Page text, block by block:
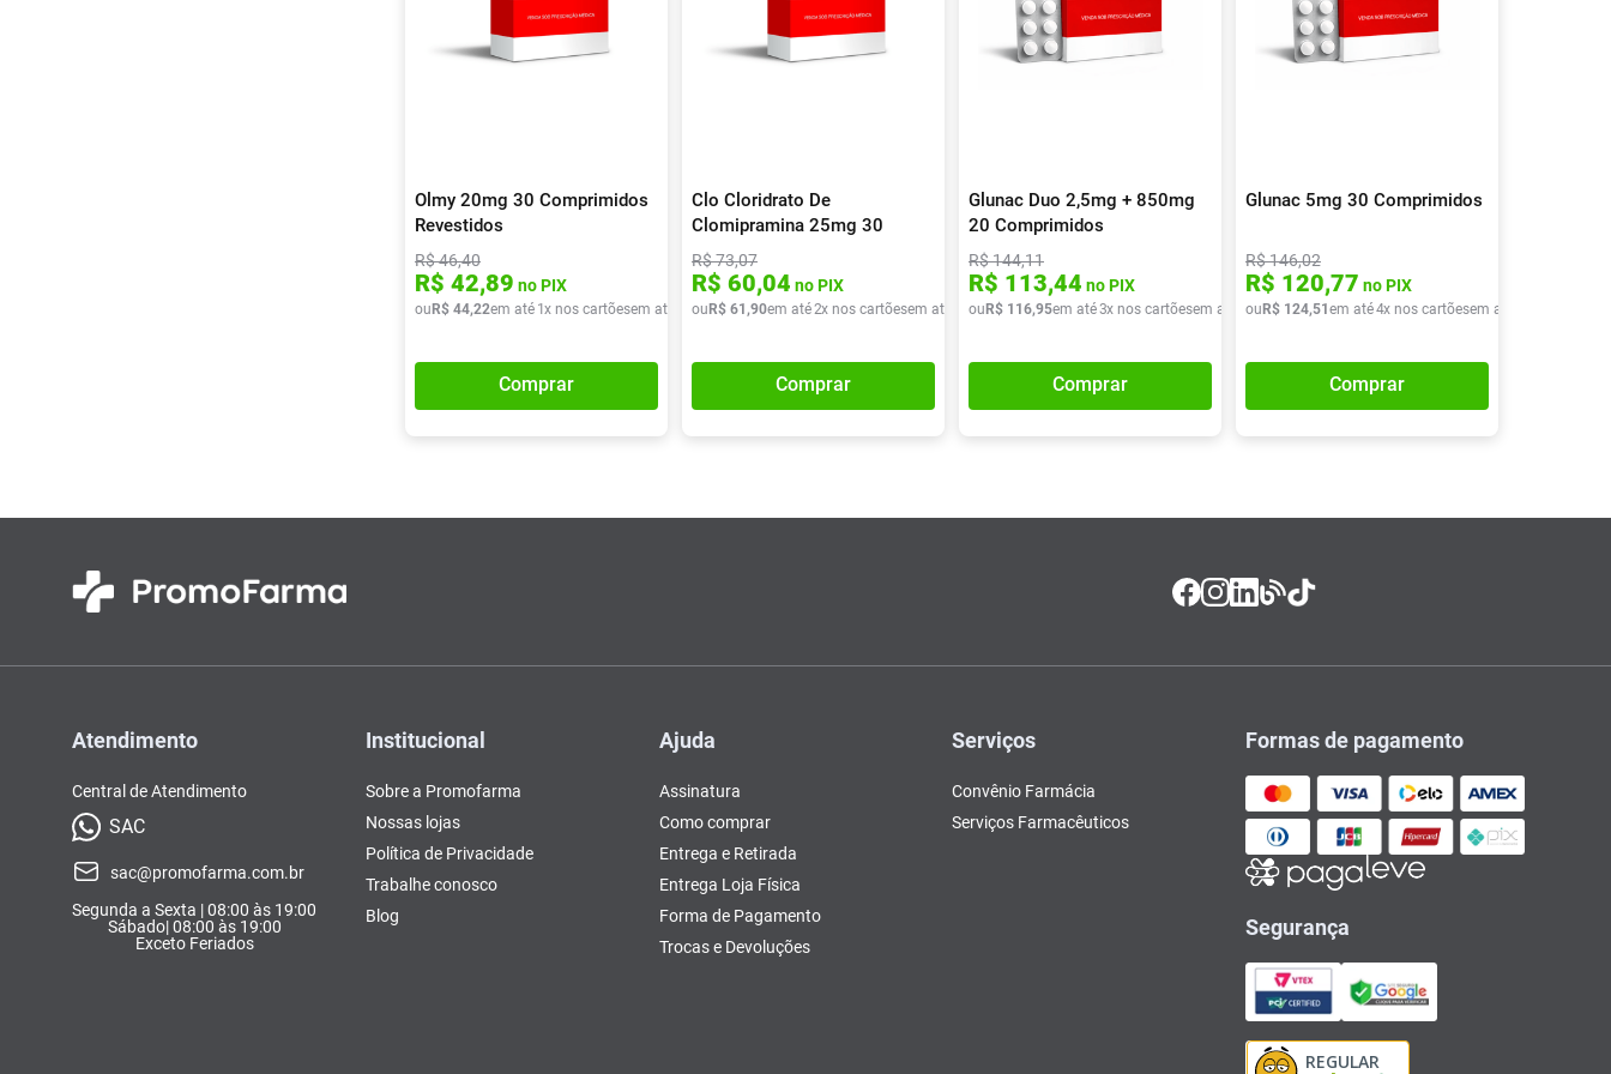
Olmy 20mg 30 Comprimidos
Revestidos
R$46,40
R$ 42,89 no PIX
ou R$ 44,22em até 1x nos cartõesem até x de R$ 44,22
Comprar
Clo Cloridrato De
Clomipramina 25mg 30
Comprimidos
R$73,07
R$ 60,04 no PIX
ou R$ 61 ,90em até2x nos cartõesem até x de R$ 30,95
Comprar
Glunac Duo 2,5mg + 850mg
20 Comprimidos
R$144,11
R$ 113,44 no PIX
ou R$ 116,95em até3x nos cartõesem até 3x deR$ 38,98
Comprar
Glunac 5mg 30 Comprimidos
R$146,02
R$ 120,77 no PIX
ou R$ 124,51 em até4x nos cartõesem até
Comprar
Atendimento
Central de Atendimento
SAC
sac@promofarma.com.br
Segunda a Sexta | 08:00 às 19:00
Sábado| 08:00 às 19:00
Exceto Feriados
Institucional
Sobre a Promofarma
Nossas lojas
Política de Privacidade
Trabalhe conosco
Blog
Ajuda
Assinatura
Como comprar
Entrega e Retirada
Entrega Loja Física
Forma de Pagamento
Trocas e Devoluções
Serviços
Convênio Farmácia
Serviços Farmacêuticos
Formas de pagamento
Segurança